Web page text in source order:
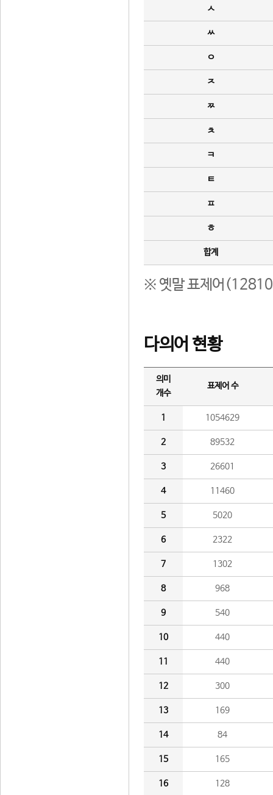
ㅅ
ㅆ
ㅇ
ㅈ
ㅉ
ㅊ
ㅋ
ㅌ
ㅍ
ㅎ
합계
※ 옛말 표제어(12810
다의어 현황
의미
개수
표제어 수
1 1054629
2 89532
3 26601
4 11460
5 5020
6 2322
7 1302
8 968
9 540
10 440
11 440
12 300
13 169
14 84
15 165
16 128